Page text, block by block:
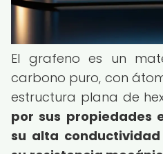
El grafeno es un
carbono puro, con
estructura plana de
por sus propiedades
su alta